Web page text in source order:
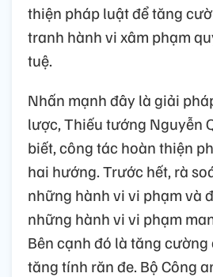
thiện pháp luật để tăng
tranh hành vi xâm phạm
tuệ.
Nhấn mạnh đây là giải
lược, Thiếu tướng Nguyễn
biết, công tác hoàn thiện
hai hướng. Trước hết, rà
những hành vi vi phạm và
những hành vi vi phạm
Bên cạnh đó là tăng cường
tăng tính răn đe. Bộ Công